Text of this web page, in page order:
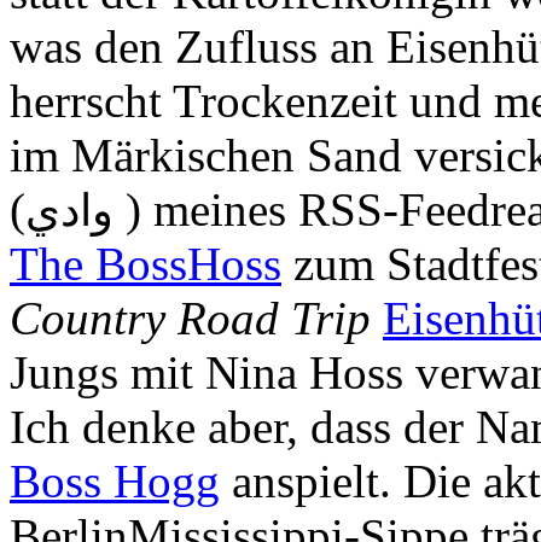
was den Zufluss an
herrscht Trockenzeit und
im Märkischen Sand
(وادي ) meines RSS-
The BossHoss zum
Country Road Trip
Jungs mit Nina Hoss
Ich denke aber, dass der
Boss Hogg anspielt. Die